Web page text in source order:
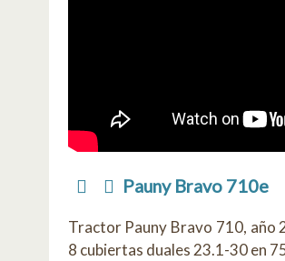
Pauny Bravo 710e
Tractor Pauny Bravo 710, año
8 cubiertas duales 23.1-30 en